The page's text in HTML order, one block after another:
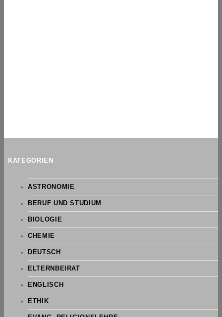
KATEGORIEN
ASTRONOMIE
BERUF UND STUDIUM
BIOLOGIE
CHEMIE
DEUTSCH
ELTERNBEIRAT
ENGLISCH
ETHIK